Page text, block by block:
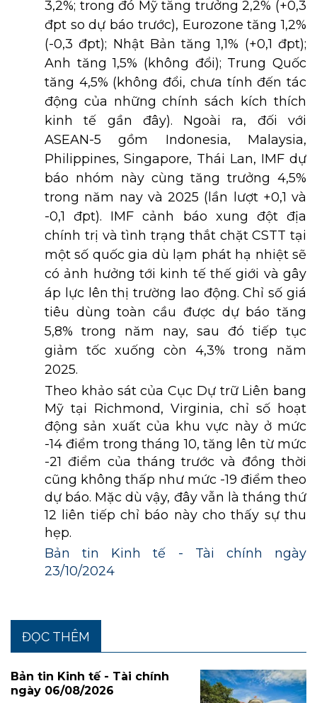
3,2%; trong đó Mỹ tăng trưởng 2,2% (+0,3
đpt so dự báo trước), Eurozone tăng 1,2%
(-0,3 đpt); Nhật Bản tăng 1,1% (+0,1 đpt);
Anh tăng 1,5% (không đổi); Trung Quốc
tăng 4,5% (không đổi, chưa tính đến tác
động của những chính sách kích thích
kinh tế gần đây). Ngoài ra, đối với
ASEAN-5 gồm Indonesia, Malaysia,
Philippines, Singapore, Thái Lan, IMF dự
báo nhóm này cùng tăng trưởng 4,5%
trong năm nay và 2025 (lần lượt +0,1 và
-0,1 đpt). IMF cảnh báo xung đột địa
chính trị và tình trạng thắt chặt CSTT tại
một số quốc gia dù lạm phát hạ nhiệt sẽ
có ảnh hưởng tới kinh tế thế giới và gây
áp lực lên thị trường lao động. Chỉ số giá
tiêu dùng toàn cầu được dự báo tăng
5,8% trong năm nay, sau đó tiếp tục
giảm tốc xuống còn 4,3% trong năm
2025.
Theo khảo sát của Cục Dự trữ Liên bang
Mỹ tại Richmond, Virginia, chỉ số hoạt
động sản xuất của khu vực này ở mức
-14 điểm trong tháng 10, tăng lên từ mức
-21 điểm của tháng trước và đồng thời
cũng không thấp như mức -19 điểm theo
dự báo. Mặc dù vậy, đây vẫn là tháng thứ
12 liên tiếp chỉ báo này cho thấy sự thu
hẹp.
Bản tin Kinh tế - Tài chính ngày
23/10/2024
ĐỌC THÊM
Bản tin Kinh tế - Tài chính
ngày 06/08/2026